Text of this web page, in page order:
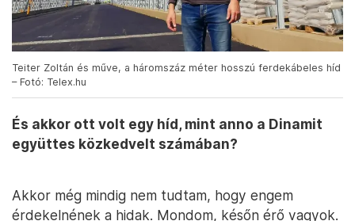
Teiter Zoltán és műve, a háromszáz méter hosszú ferdekábeles híd
– Fotó: Telex.hu
És akkor ott volt egy híd, mint anno a Dinamit
együttes közkedvelt számában?
Akkor még mindig nem tudtam, hogy engem
érdekelnének a hidak. Mondom, későn érő vagyok.